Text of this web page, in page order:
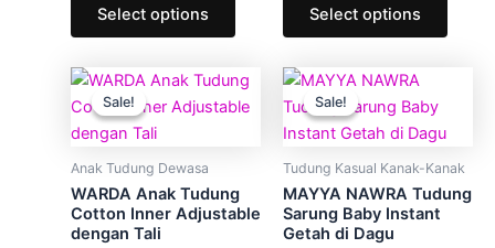
Select options
chosen
the
product
Select options
Sale!
Sale!
Anak Tudung Dewasa
WARDA Anak Tudung
Cotton Inner Adjustable
dengan Tali
Original
price
was:
RM17.90.
Current
is:
This
product
multiple
variants.
The
options
Sale!
Sale!
Tudung Kasual Kanak-Kanak
MAYYA NAWRA Tudung
Sarung Baby Instant
Getah di Dagu
Original
was:
RM39.00.
Current
is:
RM13.90.
has